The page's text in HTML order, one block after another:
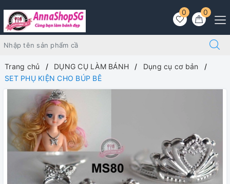
0
0
Trang chủ DỤNG CỤ LÀM BÁNH
Dụng cụ cơ bản
SET PHỤ KIỆN CHO BÚP BÊ